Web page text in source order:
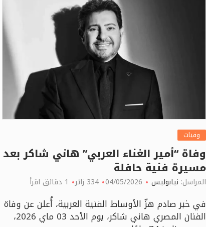
وفيات
وفاة “أمير الغناء العربي” هاني شاكر بعد
مسيرة فنية حافلة
المراسل: نيابوليس 04/05/2026 334 زائر 1 دقائق اقرأ
في خبر صادم هزّ الأوساط الفنية العربية، أُعلن عن وفاة
الفنان المصري هاني شاكر، يوم الأحد 03 ماي 2026،